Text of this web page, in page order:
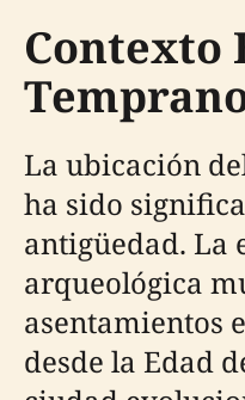
Contexto
La ubicación
ha sido
antigüedad. La
arqueológica
asentamientos
desde la Edad